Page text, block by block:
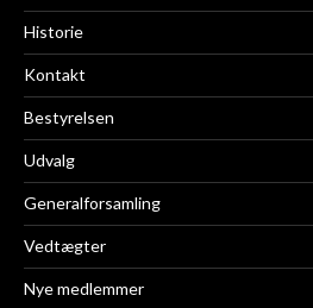
Historie
Kontakt
Bestyrelsen
Udvalg
Generalforsamling
Vedtægter
Nye medlemmer